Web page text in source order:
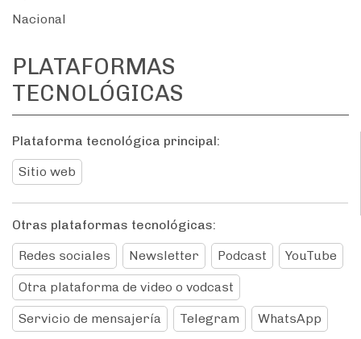
Nacional
PLATAFORMAS
TECNOLÓGICAS
Plataforma tecnológica principal:
Sitio web
Otras plataformas tecnológicas:
Redes sociales
Newsletter Podcast YouTube
Otra plataforma de video o vodcast
Servicio de mensajería Telegram WhatsApp